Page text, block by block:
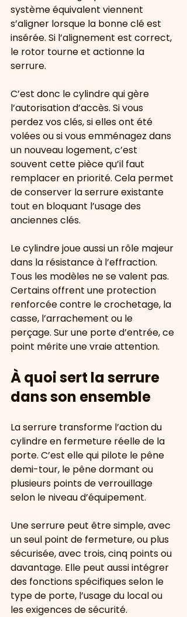
système équivalent viennent
s’aligner lorsque la bonne clé est
insérée. Si l’alignement est correct,
le rotor tourne et actionne la
serrure.
C’est donc le cylindre qui gère
l’autorisation d’accès. Si vous
perdez vos clés, si elles ont été
volées ou si vous emménagez dans
un nouveau logement, c’est
souvent cette pièce qu’il faut
remplacer en priorité. Cela permet
de conserver la serrure existante
tout en bloquant l’usage des
anciennes clés.
Le cylindre joue aussi un rôle majeur
dans la résistance à l’effraction.
Tous les modèles ne se valent pas.
Certains offrent une protection
renforcée contre le crochetage, la
casse, l’arrachement ou le
perçage. Sur une porte d’entrée, ce
point mérite une vraie attention.
À quoi sert la serrure
dans son ensemble
La serrure transforme l’action du
cylindre en fermeture réelle de la
porte. C’est elle qui pilote le pêne
demi-tour, le pêne dormant ou
plusieurs points de verrouillage
selon le niveau d’équipement.
Une serrure peut être simple, avec
un seul point de fermeture, ou plus
sécurisée, avec trois, cinq points ou
davantage. Elle peut aussi intégrer
des fonctions spécifiques selon le
type de porte, l’usage du local ou
les exigences de sécurité.